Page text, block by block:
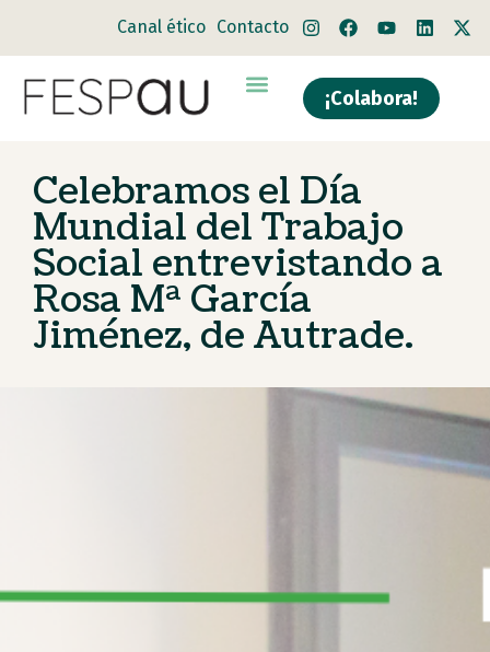
Canal ético Contacto
¡Colabora!
Celebramos el Día
Mundial del Trabajo
Social entrevistando a
Rosa Mª García
Jiménez, de Autrade.